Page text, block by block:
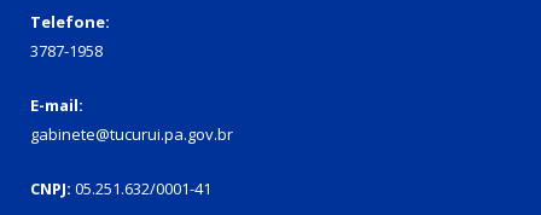
Telefone:
3787-1958
E-mail:
gabinete@tucurui.pa.gov.br
CNPJ: 05.251.632/0001-41